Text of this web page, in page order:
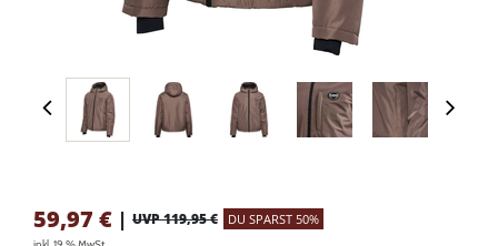
59,97 € | UVP 119,95 € DU SPARST 50%